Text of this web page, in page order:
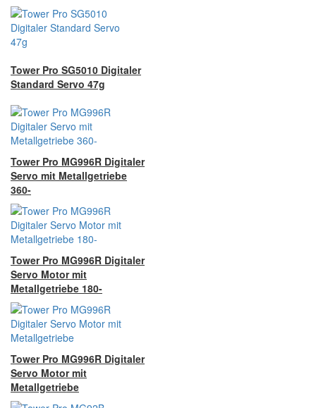
Tower Pro SG5010 Digitaler
Standard Servo 47g
Tower Pro MG996R Digitaler
Servo mit Metallgetriebe
360-
Tower Pro MG996R Digitaler
Servo Motor mit
Metallgetriebe 180-
Tower Pro MG996R Digitaler
Servo Motor mit
Metallgetriebe